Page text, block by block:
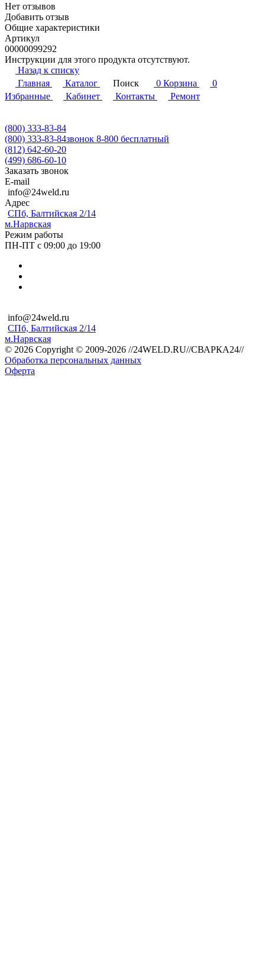
Нет отзывов
Добавить отзыв
Общие характеристики
Артикул
00000099292
Инструкции для этого продукта отсутствуют.
Назад к списку
Главная
Каталог Поиск 0 Корзина
0
Избранные
Кабинет Контакты Ремонт
(800) 333-83-84
(800) 333-83-84звонок 8-800 бесплатный
(812) 642-60-20
(499) 686-60-10
Заказать звонок
E-mail
info@24weld.ru
Адрес
СПб, Балтийская 2/14
м.Нарвская
Режим работы
ПН-ПТ с 09:00 до 19:00
info@24weld.ru
СПб, Балтийская 2/14
м.Нарвская
© 2026 Copyright © 2009-2026 //24WELD.RU//СВАРКА24//
Обработка персональных данных
Оферта